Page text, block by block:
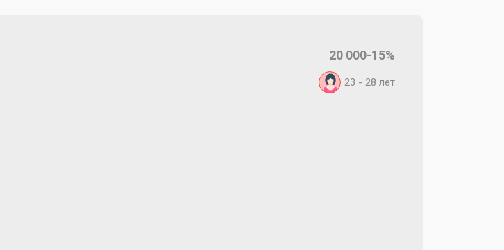
20 000-15%
23 - 28 лет